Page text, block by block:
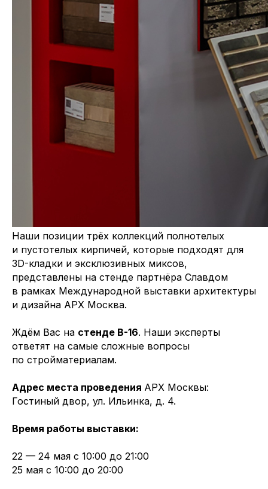
Наши позиции трёх коллекций полнотелых
и пустотелых кирпичей, которые подходят для
3D-кладки и эксклюзивных миксов,
представлены на стенде партнёра Славдом
в рамках Международной выставки архитектуры
и дизайна АРХ Москва.
Ждём Вас на стенде В-16. Наши эксперты
ответят на самые сложные вопросы
по стройматериалам.
Адрес места проведения АРХ Москвы:
Гостиный двор, ул. Ильинка, д. 4.
Время работы выставки:
22 — 24 мая с 10:00 до 21:00
25 мая с 10:00 до 20:00